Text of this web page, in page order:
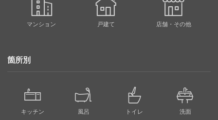
マンション 戸建て 店舗・その他
箇所別
キッチン 風呂 トイレ 洗面